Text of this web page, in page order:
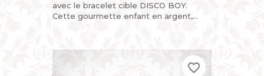
avec le bracelet cible DISCO BOY.
Cette gourmette enfant en argent,
favorite_border
favorite_border
favorite_border